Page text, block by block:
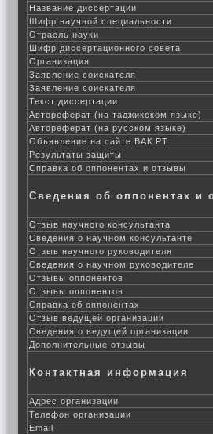
Название диссертации
Шифр научной специальности
Отрасль науки
Шифр диссертационного совета
Организация
Заявление соискателя
Заявление соискателя
Текст диссертации
Автореферат (на таджикском языке)
Автореферат (на русском языке)
Объявление на сайте ВАК РТ
Результаты защиты
Справка об оппонентах и отзывы
Сведения об оппонентах и
Отзыв научного консультанта
Сведения о научном консультанте
Отзыв научного руководителя
Сведения о научном руководителе
Отзывы оппонентов
Отзывы оппонентов
Справка об оппонентах
Отзыв ведущей организации
Сведения о ведущей организации
Дополнительные отзывы
Контактная информация
Адрес организации
Телефон организации
Email